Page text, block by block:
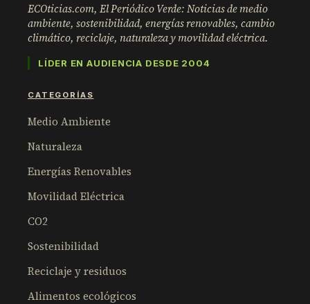
ECOticias.com, El Periódico Verde: Noticias de medio
ambiente, sostenibilidad, energías renovables, cambio
climático, reciclaje, naturaleza y movilidad eléctrica.
LÍDER EN AUDIENCIA DESDE 2004
CATEGORÍAS
Medio Ambiente
Naturaleza
Energías Renovables
Movilidad Eléctrica
CO2
Sostenibilidad
Reciclaje y residuos
Alimentos ecológicos